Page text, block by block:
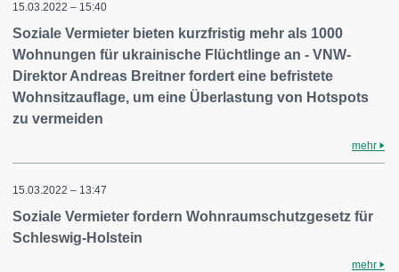
15.03.2022 – 15:40
Soziale Vermieter bieten kurzfristig mehr als 1000
Wohnungen für ukrainische Flüchtlinge an - VNW-
Direktor Andreas Breitner fordert eine befristete
Wohnsitzauflage, um eine Überlastung von Hotspots
zu vermeiden
mehr
15.03.2022 – 13:47
Soziale Vermieter fordern Wohnraumschutzgesetz für
Schleswig-Holstein
mehr